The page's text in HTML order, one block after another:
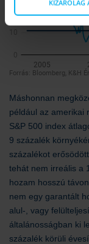
KIZÁRÓLAG
Máshonnan
például az amerikai
S&P 500 index
9 százalék
százalékot
tehát nem irreális a
hozam hosszú
nem egy garantált
alul-, vagy
általánosságban ki
százalék körüli